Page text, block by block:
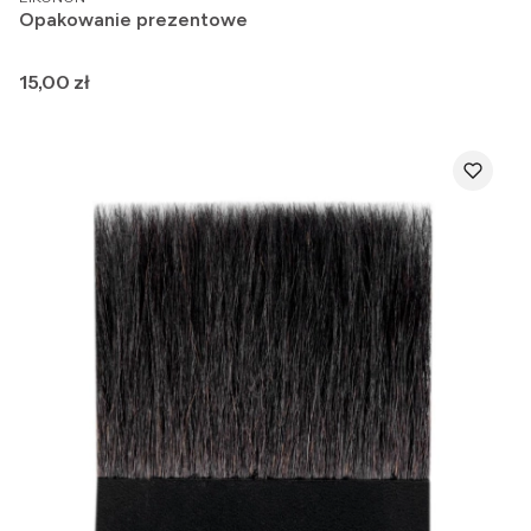
Opakowanie prezentowe
Cena
15,00 zł